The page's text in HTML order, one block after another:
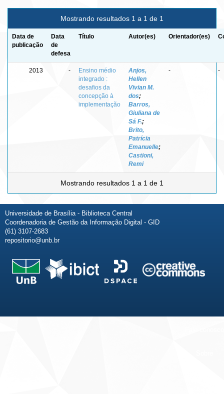
Mostrando resultados 1 a 1 de 1
Data de
publicação
Data
de
defesa
Título Autor(es) Orientador(es)
2013 -
Ensino médio
integrado :
desafios da
concepção à
implementação
Anjos,
Hellen
Vivian M.
dos;
Barros,
Giuliana de
Sá F.;
Brito,
Patrícia
Emanuelle;
Castioni,
Remi
- -
Mostrando resultados 1 a 1 de 1
Universidade de Brasília - Biblioteca Central
Coordenadoria de Gestão da Informação Digital - GID
(61) 3107-2683
repositorio@unb.br